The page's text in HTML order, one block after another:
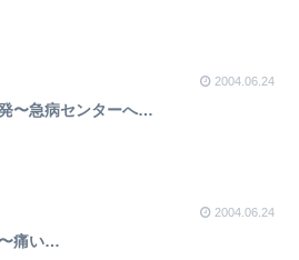
2004.06.24
〜急病センターへ…
2004.06.24
痛い…